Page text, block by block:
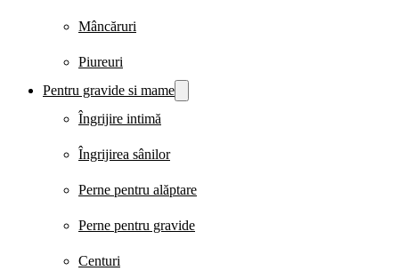
Mâncăruri
Piureuri
Pentru gravide si mame
Îngrijire intimă
Îngrijirea sânilor
Perne pentru alăptare
Perne pentru gravide
Centuri